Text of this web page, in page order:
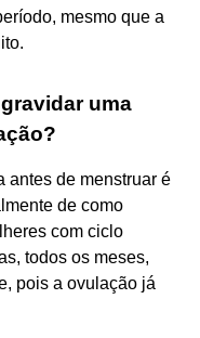
mesmo que a
uma
antes de menstruar é
de como
com ciclo
todos os meses,
pois a ovulação já